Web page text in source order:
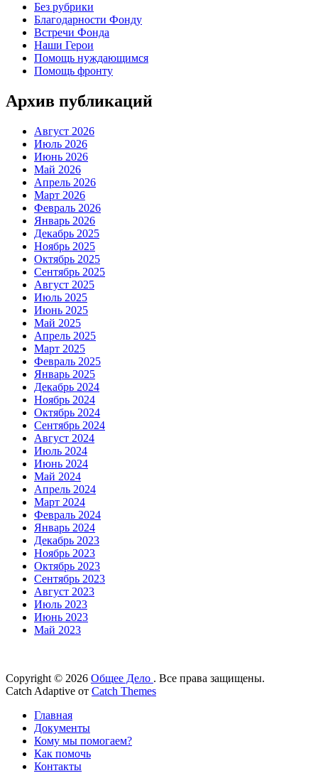
Без рубрики
Благодарности Фонду
Встречи Фонда
Наши Герои
Помощь нуждающимся
Помощь фронту
Архив публикаций
Август 2026
Июль 2026
Июнь 2026
Май 2026
Апрель 2026
Март 2026
Февраль 2026
Январь 2026
Декабрь 2025
Ноябрь 2025
Октябрь 2025
Сентябрь 2025
Август 2025
Июль 2025
Июнь 2025
Май 2025
Апрель 2025
Март 2025
Февраль 2025
Январь 2025
Декабрь 2024
Ноябрь 2024
Октябрь 2024
Сентябрь 2024
Август 2024
Июль 2024
Июнь 2024
Май 2024
Апрель 2024
Март 2024
Февраль 2024
Январь 2024
Декабрь 2023
Ноябрь 2023
Октябрь 2023
Сентябрь 2023
Август 2023
Июль 2023
Июнь 2023
Май 2023
Copyright © 2026 Общее Дело . Все права защищены.
Catch Adaptive от Catch Themes
вверх
Главная
Документы
Кому мы помогаем?
Как помочь
Контакты